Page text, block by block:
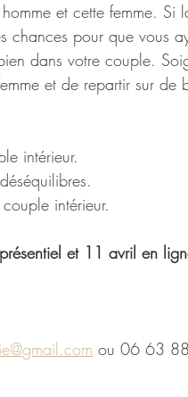
et cette femme. Si
chances pour que vous
dans votre couple.
et de repartir sur de
intérieur.
couple intérieur.
et 11 avril en
ou 06 63